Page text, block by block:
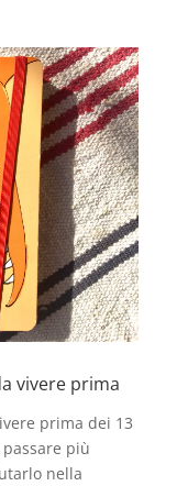
vivere prima
prima dei 13
più
nella